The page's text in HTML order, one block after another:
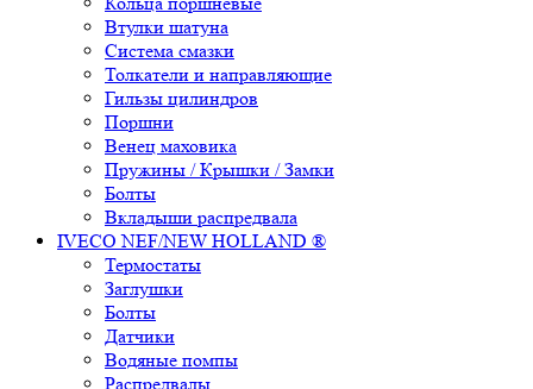
Втулки шатуна
Система смазки
Толкатели и направляющие
Гильзы цилиндров
Поршни
Венец маховика
Пружины / Крышки / Замки
Болты
Вкладыши распредвала
IVECO NEF/NEW HOLLAND ®
Термостаты
Заглушки
Болты
Датчики
Водяные помпы
Распредвалы